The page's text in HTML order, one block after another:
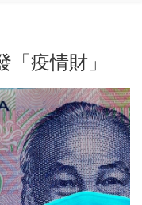
疫情財」